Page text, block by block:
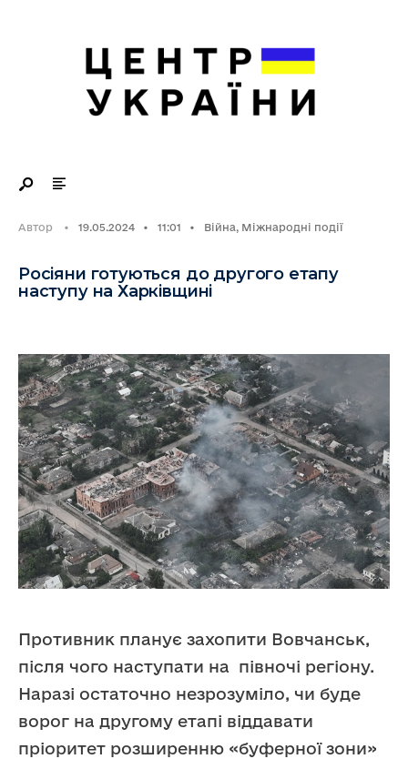
Автор • 19.05.2024 • 11:01 • Війна, Міжнародні події
Росіяни готуються до другого етапу
наступу на Харківщині
Противник планує захопити Вовчанськ,
після чого наступати на півночі регіону.
Наразі остаточно незрозуміло, чи буде
ворог на другому етапі віддавати
пріоритет розширенню «буферної зони»